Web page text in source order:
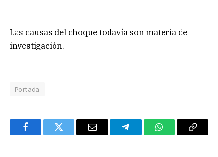
Las causas del choque todavía son materia de
investigación.
Portada
FacebookTwitter Email TelegramWhatsAppCopy